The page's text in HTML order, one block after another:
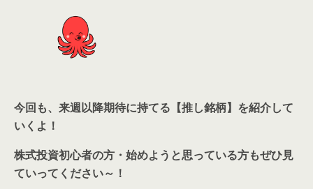
今回も、来週以降期待に持てる【推し銘柄】を紹介して
いくよ！
株式投資初心者の方・始めようと思っている方もぜひ見
ていってください～！